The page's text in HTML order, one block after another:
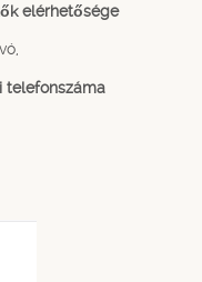
elérhetősége
telefonszáma